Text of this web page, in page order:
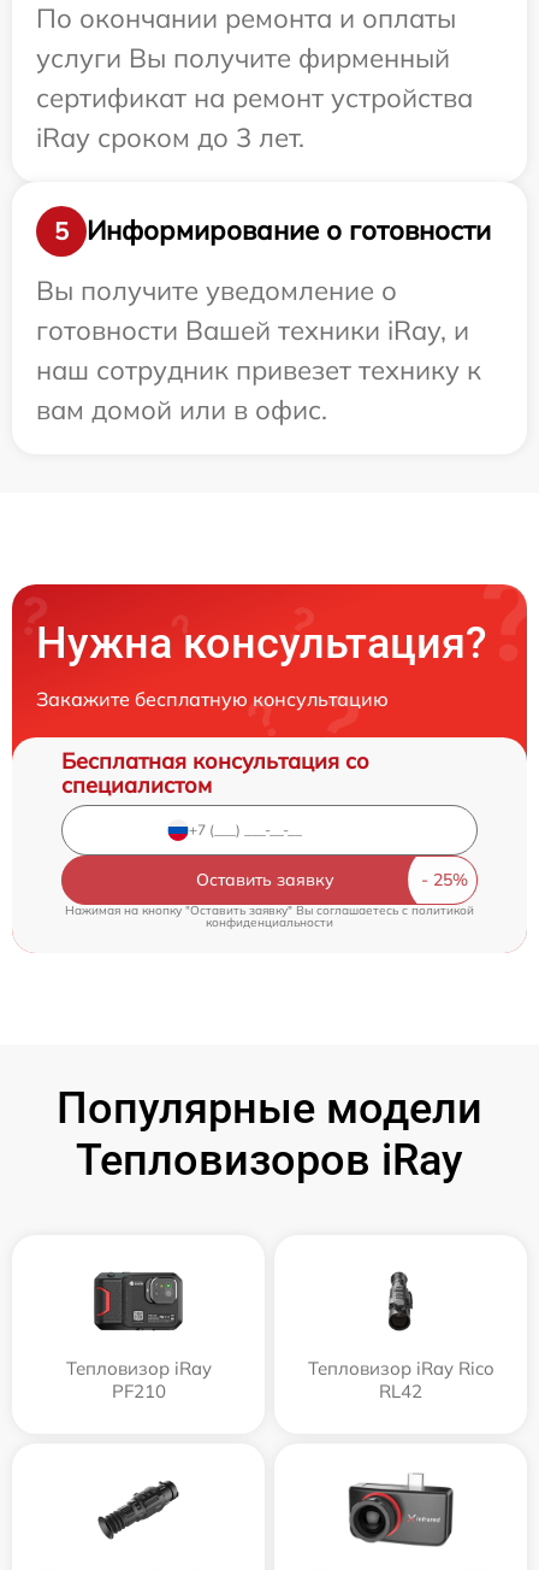
По окончании ремонта и оплаты
услуги Вы получите фирменный
сертификат на ремонт устройства
iRay сроком до 3 лет.
5
Информирование о готовности
Вы получите уведомление о
готовности Вашей техники iRay, и
наш сотрудник привезет технику к
вам домой или в офис.
Нужна консультация?
Закажите бесплатную консультацию
Бесплатная консультация со
специалистом
Оставить заявку
Нажимая на кнопку "Оставить заявку" Вы соглашаетесь cполитикой
конфиденциальности
Популярные модели
Тепловизоров iRay
Тепловизор iRay
PF210
Тепловизор iRay Rico
RL42